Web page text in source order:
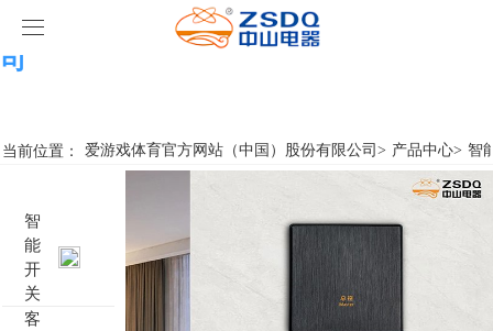
爱游戏体育官方网站（中国）股份有限公
司
产品中心
名典系列智能开关
客房门显系列
爱游戏体育官方网站（中国）股份有限公司
案例展示
当前位置： 爱游戏体育官方网站（中国）股份有限公司> 产品中心> 智
智
能
开
关
客